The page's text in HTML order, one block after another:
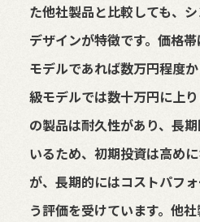
た他社製品と比較しても、
デザインが特徴です。価格
モデルであれば数万円程度
級モデルでは数十万円に上
の製品は耐久性があり、長
いるため、初期投資は高め
が、長期的にはコストパフ
う評価を受けています。他社